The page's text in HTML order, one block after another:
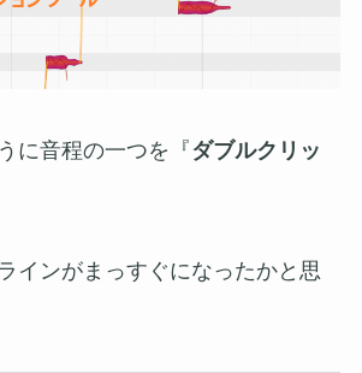
に音程の一つを『ダブルクリッ
インがまっすぐになったかと思